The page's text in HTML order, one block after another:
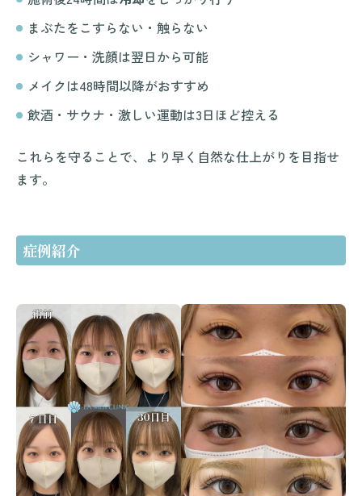
まぶたをこすらない・触らない
シャワー・洗顔は翌日から可能
メイクは48時間以降がおすすめ
飲酒・サウナ・激しい運動は3日ほど控える
これらを守ることで、より早く自然な仕上がりを目指せ
ます。
症例紹介